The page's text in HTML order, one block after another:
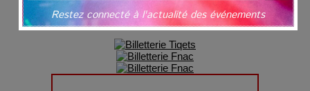
Restez connecté à l'actualité des événements